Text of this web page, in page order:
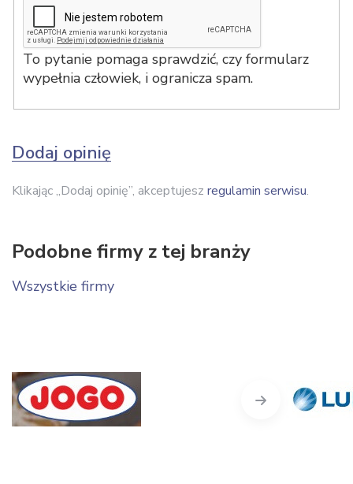
To pytanie pomaga sprawdzić, czy formularz
wypełnia człowiek, i ogranicza spam.
Dodaj opinię
Klikając „Dodaj opinię”, akceptujesz regulamin serwisu.
Podobne firmy z tej branży
Wszystkie firmy
Next